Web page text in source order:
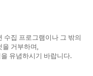
수집 프로그램이나 그 밖의
을 거부하며,
을 유념하시기 바랍니다.